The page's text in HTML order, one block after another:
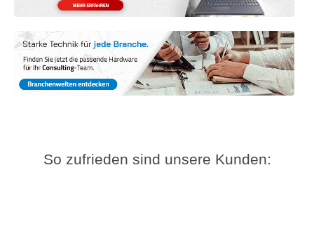
So zufrieden sind unsere Kunden: